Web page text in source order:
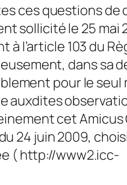
ces questions
sollicité le 25 mai
l’article 103 du
dans sa
pour le
auxdites
cet
24 juin 2009,
( http://www2.icc-